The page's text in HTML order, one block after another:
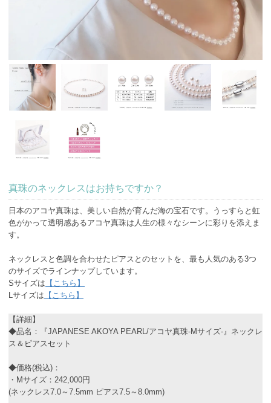
真珠のネックレスはお持ちですか？
日本のアコヤ真珠は、美しい自然が育んだ海の宝石です。うっすらと虹
色がかって透明感あるアコヤ真珠は人生の様々なシーンに彩りを添えま
す。
ネックレスと色調を合わせたピアスとのセットを、最も人気のある3つ
のサイズでラインナップしています。
Sサイズは 【こちら】
Lサイズは 【こちら】
【詳細】
◆品名：『JAPANESE AKOYA PEARL/アコヤ真珠-Mサイズ-』ネックレ
ス＆ピアスセット
◆価格(税込)：
・Mサイズ：242,000円
(ネックレス7.0～7.5mm ピアス7.5～8.0mm)